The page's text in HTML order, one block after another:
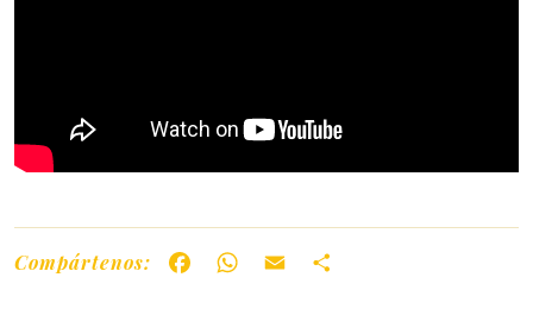
Compártenos: FacebookWhatsApp
Email